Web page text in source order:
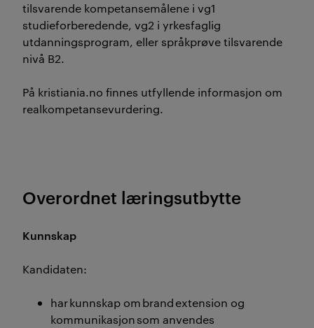
tilsvarende kompetansemålene i vg1
studieforberedende, vg2 i yrkesfaglig
utdanningsprogram, eller språkprøve tilsvarende
nivå B2.
På kristiania.no finnes utfyllende informasjon om
realkompetansevurdering.
Overordnet læringsutbytte
Kunnskap
Kandidaten:
har kunnskap om brand extension og
kommunikasjon som anvendes